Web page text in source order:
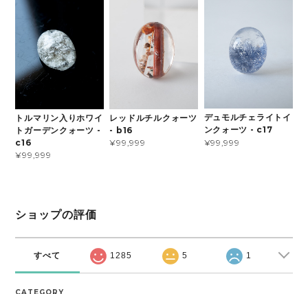
トルマリン入りホワイ
トガーデンクォーツ -
c16
¥99,999
レッドルチルクォーツ
- b16
¥99,999
デュモルチェライトイ
ンクォーツ - c17
¥99,999
ショップの評価
すべて 1285 5 1
CATEGORY